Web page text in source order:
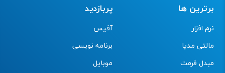
برترین ها
نرم افزار
مالتی مدیا
مبدل فرمت
پربازدید
آفیس
برنامه نویسی
موبایل